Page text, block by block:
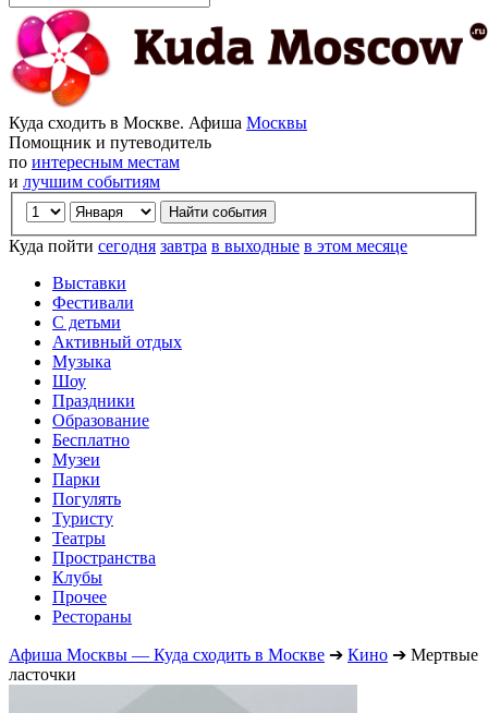
Куда сходить в Москве. Афиша Москвы
Помощник и путеводитель
по интересным местам
и лучшим событиям
Куда пойти сегодня завтра в выходные в этом месяце
Выставки
Фестивали
С детьми
Активный отдых
Музыка
Шоу
Праздники
Образование
Бесплатно
Музеи
Парки
Погулять
Туристу
Театры
Пространства
Клубы
Прочее
Рестораны
Афиша Москвы — Куда сходить в Москве ➔ Кино ➔ Мертвые
ласточки